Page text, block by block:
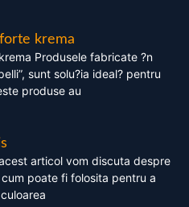
krema
Produsele fabricate ?n
sunt solu?ia ideal? pentru
produse au
articol vom discuta despre
poate fi folosita pentru a